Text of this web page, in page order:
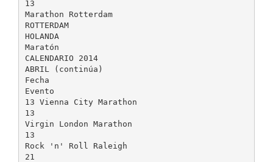
13
Marathon Rotterdam
ROTTERDAM
HOLANDA
Maratón
CALENDARIO 2014
ABRIL (continúa)
Fecha
Evento
13 Vienna City Marathon
13
Virgin London Marathon
13
Rock 'n' Roll Raleigh
21